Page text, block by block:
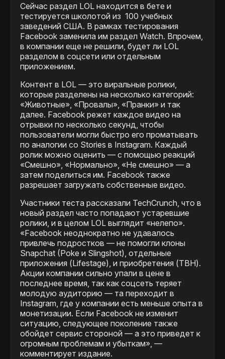
Сейчас раздел LOL находится в бете и
тестируется школотой из 100 учебных
заведений США. В рамках тестирования
Facebook заменила им раздел Watch. Впрочем,
в компании еще не решили, будет ли LOL
разделом в соцсети или отдельным
приложением.
Контент в LOL — это виральные ролики,
которые разделены на несколько категорий:
«Животные», «Провалы», «Пранки» и так
далее. Facebook режет каждое видео на
отрывки по несколько секунд, чтобы
пользователи могли быстро его проматывать
по аналогии со Stories в Instagram. Каждый
ролик можно оценить — с помощью реакций
«Смешно», «Нормально», «Не смешно» — а
затем поделиться им. Facebook также
разрешает загружать собственные видео.
Участники теста рассказали TechCrunch, что в
новый раздел часто попадают устаревшие
ролики, и в целом LOL выглядит «нелепо».
«Facebook неоднократно не удавалось
привлечь подростков — не помогли клоны
Snapchat (Poke и Slingshot), отдельные
приложения (Lifestage), и приобретения (TBH).
Акции компании сильно упали в цене в
последнее время, так как соцсеть теряет
молодую аудиторию — та переходит в
Instagram, где у компании есть меньше опыта в
монетизации. Если Facebook не изменит
ситуацию, следующее поколение также
обойдет сервис стороной — а это приведет к
огромным проблемам и убыткам», —
комментирует издание.